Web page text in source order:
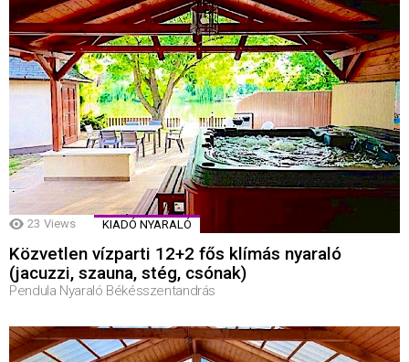
23 Views KIADÓ NYARALÓ
Közvetlen vízparti 12+2 fős klímás nyaraló
(jacuzzi, szauna, stég, csónak)
Pendula Nyaraló Békésszentandrás